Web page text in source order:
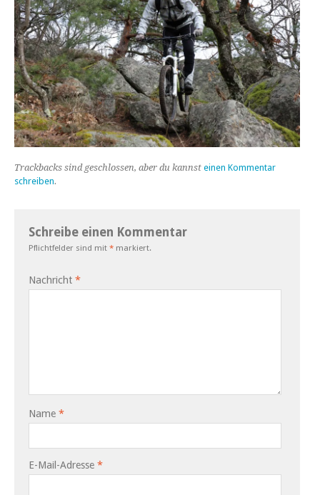
Trackbacks sind geschlossen, aber du kannst einen Kommentar
schreiben.
Schreibe einen Kommentar
Pflichtfelder sind mit * markiert.
Nachricht *
Name *
E-Mail-Adresse *